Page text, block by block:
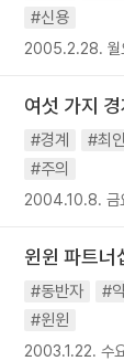
#신용
2005.2.28. 월
여섯 가지 경
#경계 #최
#주의
2004.10.8. 금
윈윈 파트너
#동반자 #
#윈윈
2003.1.22. 수